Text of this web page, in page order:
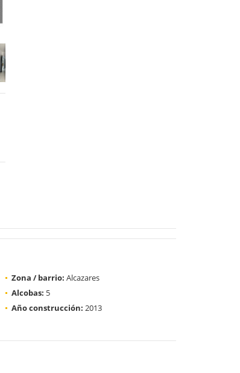
Zona / barrio: Alcazares
Alcobas: 5
Año construcción: 2013